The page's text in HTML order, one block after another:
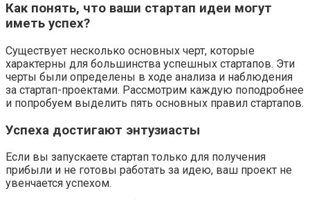
Как понять, что ваши стартап идеи могут
иметь успех?
Существует несколько основных черт, которые
характерны для большинства успешных стартапов. Эти
черты были определены в ходе анализа и наблюдения
за стартап-проектами. Рассмотрим каждую поподробнее
и попробуем выделить пять основных правил стартапов.
Успеха достигают энтузиасты
Если вы запускаете стартап только для получения
прибыли и не готовы работать за идею, ваш проект не
увенчается успехом.